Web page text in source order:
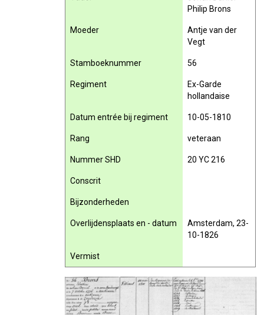
Philip Brons
Moeder
Antje van der
Vegt
Stamboeknummer 56
Regiment
Ex-Garde
hollandaise
Datum entrée bij regiment 10-05-1810
Rang veteraan
Nummer SHD 20 YC 216
Conscrit
Bijzonderheden
Overlijdensplaats en - datum
Amsterdam, 23-
10-1826
Vermist